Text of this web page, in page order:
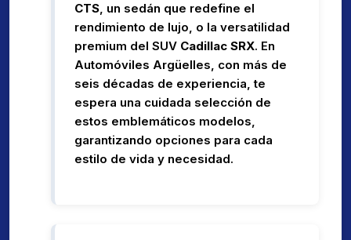
CTS, un sedán que redefine el
rendimiento de lujo, o la versatilidad
premium del SUV Cadillac SRX. En
Automóviles Argüelles, con más de
seis décadas de experiencia, te
espera una cuidada selección de
estos emblemáticos modelos,
garantizando opciones para cada
estilo de vida y necesidad.